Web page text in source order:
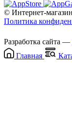
© Интернет-
Политика
Разработка сайта —
Главная